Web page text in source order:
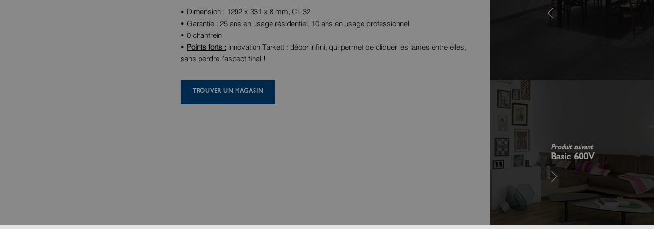
Dimension : 1292 x 331 x 8 mm, Cl. 32
Garantie : 25 ans en usage résidentiel, 10 ans en usage professionnel
0 chanfrein
Points forts : innovation Tarkett : décor infini, qui permet de cliquer les lames entre elles,
sans perdre l’aspect final !
TROUVER UN MAGASIN
Produit suivant
Basic 600V